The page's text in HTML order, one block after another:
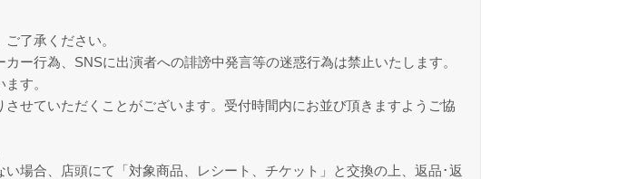
了承ください。
ー行為、SNSに出演者への誹謗中発言等の迷惑行為は禁止いたします。
す。
せていただくことがございます。受付時間内にお並び頂きますようご協
場合、店頭にて「対象商品、レシート、チケット」と交換の上、返品･返